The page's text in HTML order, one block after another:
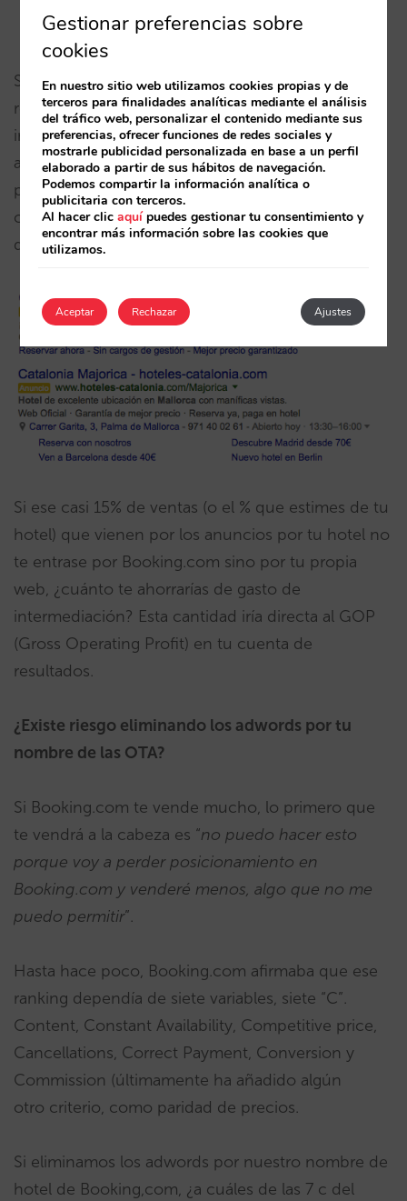
precio).
Si tú estás ocupando el espacio que Google se
reserva para los Adwords, los anuncios de la
intermediación (y de Booking.com por tanto) no
aportan valor alguno. Eliminarlos no te supondrá
pérdida de venta y sí en cambio potenciarás tu
canal directo, reduciendo con ello tu coste de
distribución.
Si ese casi 15% de ventas (o el % que estimes de tu
hotel) que vienen por los anuncios por tu hotel no
te entrase por Booking.com sino por tu propia
web, ¿cuánto te ahorrarías de gasto de
intermediación? Esta cantidad iría directa al GOP
(Gross Operating Profit) en tu cuenta de
resultados.
¿Existe riesgo eliminando los adwords por tu
nombre de las OTA?
Si Booking.com te vende mucho, lo primero que
te vendrá a la cabeza es “no puedo hacer esto
porque voy a perder posicionamiento en
Booking.com y venderé menos, algo que no me
puedo permitir”.
Hasta hace poco, Booking.com afirmaba que ese
ranking dependía de siete variables, siete “C”.
Content, Constant Availability, Competitive price,
Cancellations, Correct Payment, Conversion y
Commission (últimamente ha añadido algún
otro criterio, como paridad de precios.
Si eliminamos los adwords por nuestro nombre de
hotel de Booking,com, ¿a cuáles de las 7 c del
Gestionar preferencias sobre
cookies
En nuestro sitio web utilizamos cookies propias y de
terceros para finalidades analíticas mediante el análisis
del tráfico web, personalizar el contenido mediante sus
preferencias, ofrecer funciones de redes sociales y
mostrarle publicidad personalizada en base a un perfil
elaborado a partir de sus hábitos de navegación.
Podemos compartir la información analítica o
publicitaria con terceros.
Al hacer clicaquípuedes gestionar tu consentimiento y
encontrar más información sobre las cookies que
utilizamos.
Aceptar Ajustes
Rechazar